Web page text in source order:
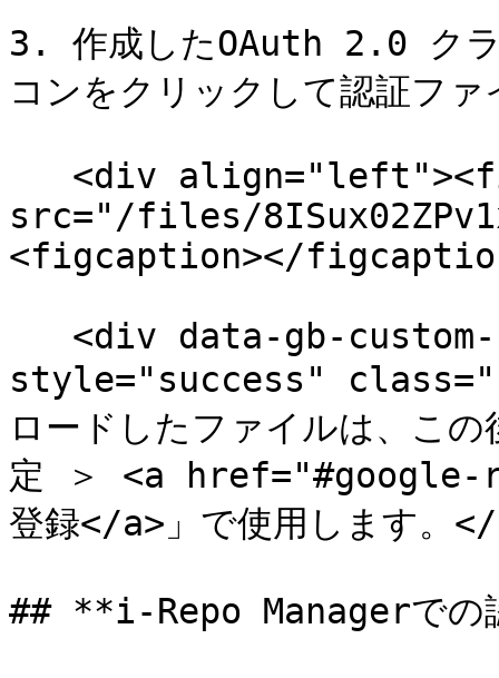
3. 作成したOAuth 2.0 ク
コンをクリックして認証フ
src="/files/
<figcaption></
style="success"
ロードしたファイルは、こ
定 ＞ <a href="#google-
登録</a>」で使用します。
## **i-Repo Managerでの